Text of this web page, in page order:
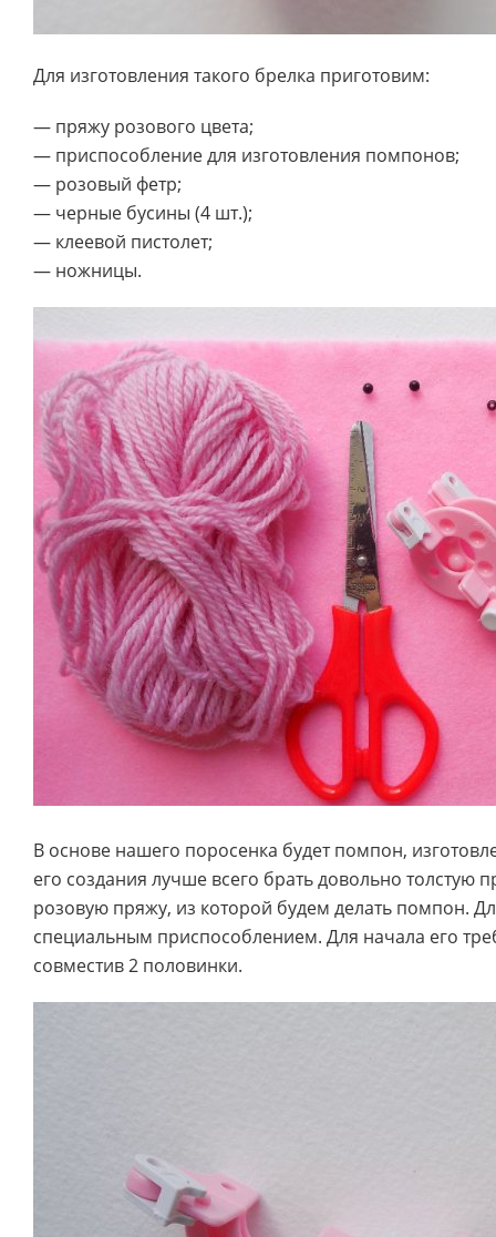
Для изготовления такого брелка приготовим:
— пряжу розового цвета;
— приспособление для изготовления помпонов;
— розовый фетр;
— черные бусины (4 шт.);
— клеевой пистолет;
— ножницы.
В основе нашего поросенка будет помпон,
его создания лучше всего брать довольно толстую
розовую пряжу, из которой будем делать помпон.
специальным приспособлением. Для начала его
совместив 2 половинки.